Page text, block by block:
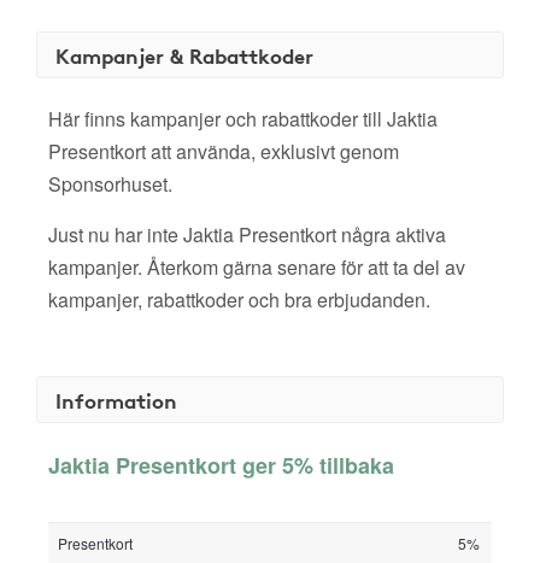
Kampanjer & Rabattkoder
Här finns kampanjer och rabattkoder till Jaktia
Presentkort att använda, exklusivt genom
Sponsorhuset.
Just nu har inte Jaktia Presentkort några aktiva
kampanjer. Återkom gärna senare för att ta del av
kampanjer, rabattkoder och bra erbjudanden.
Information
Jaktia Presentkort ger 5% tillbaka
Presentkort 5%